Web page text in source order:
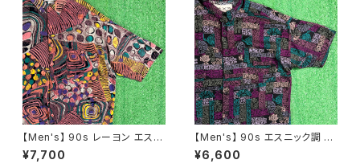
【Men's】 90s レーヨン エスニ
ック 総柄 シャツ / 90年代 古着
柄シャツ 半袖 メンズ 2290
¥7,700
【Men's】 90s エスニック調 総
柄 シャツ / 90年代 半袖 メンズ
柄シャツ N1588
¥6,600